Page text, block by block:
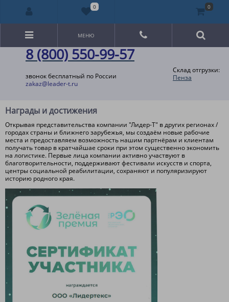
8 (800) 550-99-57
звонок бесплатный по России
zakaz@leader-t.ru
Склад отгрузки:
Пенза
МЕНЮ
Награды и достижения
Открывая представительства компании "Лидер-Т" в других регионах /
городах страны и ближнего зарубежья, мы создаём новые рабочие
места и предоставляем возможность нашим партнёрам и клиентам
получать товар в кратчайшае сроки при этом существенно экономить
на логистике. Первые лица компании активно участвуют в
благотворительности, поддерживают фестивали искусств и спорта,
центры социальной реабилитации, сохраняют и популяризируют
историю родного края.
0 0